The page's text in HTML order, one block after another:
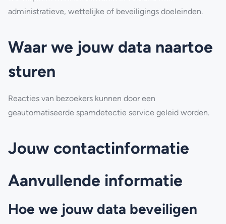
administratieve, wettelijke of beveiligings doeleinden.
Waar we jouw data naartoe
sturen
Reacties van bezoekers kunnen door een
geautomatiseerde spamdetectie service geleid worden.
Jouw contactinformatie
Aanvullende informatie
Hoe we jouw data beveiligen